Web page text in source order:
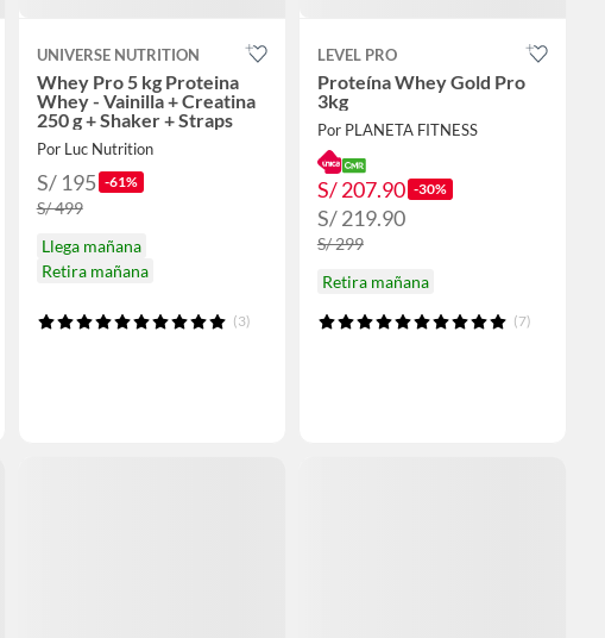
UNIVERSE NUTRITION
Whey Pro 5 kg Proteina
Whey - Vainilla + Creatina
250 g + Shaker + Straps
Por Luc Nutrition
S/ 195 -61%
S/ 499
Llega mañana
Retira mañana
(3)
LEVEL PRO
Proteína Whey Gold Pro
3kg
Por PLANETA FITNESS
S/ 207.90 -30%
S/ 219.90
S/ 299
Retira mañana
(7)